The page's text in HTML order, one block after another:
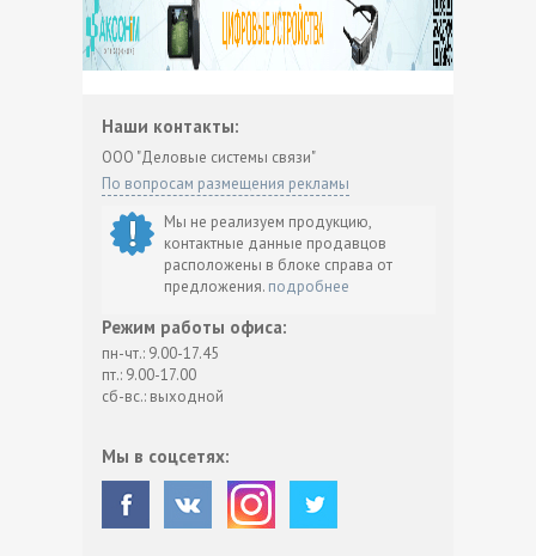
Наши контакты:
ООО "Деловые системы связи"
По вопросам размещения рекламы
Мы не реализуем продукцию,
контактные данные продавцов
расположены в блоке справа от
предложения. подробнее
Режим работы офиса:
пн-чт.: 9.00-17.45
пт.: 9.00-17.00
сб-вс.: выходной
Мы в соцсетях: